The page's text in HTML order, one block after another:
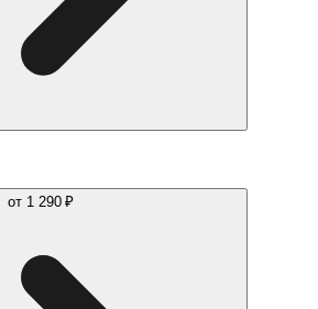
от 1 290 ₽